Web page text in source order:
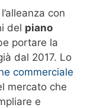
con
del piano
portare la
dal 2017. Lo
commerciale
mercato che
e